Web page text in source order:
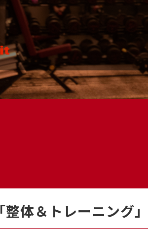
「整体＆トレーニング